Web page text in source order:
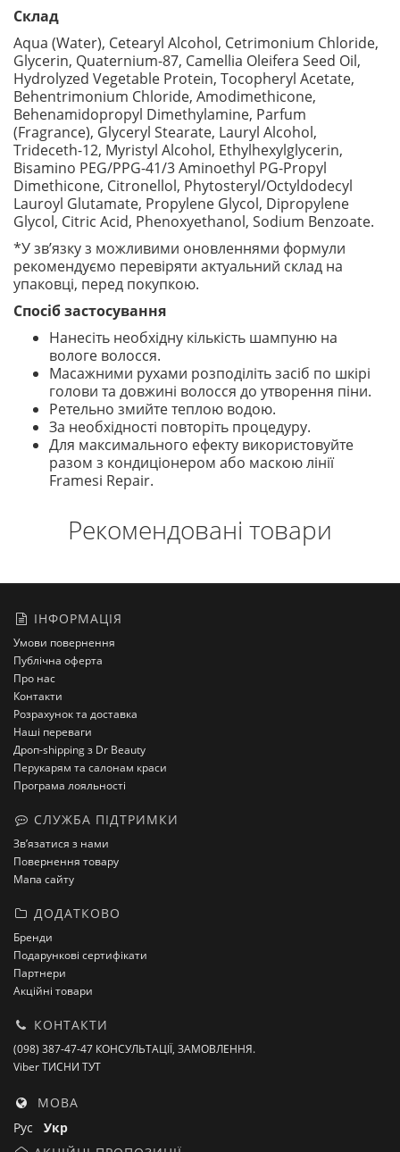
Склад
Aqua (Water), Cetearyl Alcohol, Cetrimonium Chloride,
Glycerin, Quaternium-87, Camellia Oleifera Seed Oil,
Hydrolyzed Vegetable Protein, Tocopheryl Acetate,
Behentrimonium Chloride, Amodimethicone,
Behenamidopropyl Dimethylamine, Parfum
(Fragrance), Glyceryl Stearate, Lauryl Alcohol,
Trideceth-12, Myristyl Alcohol, Ethylhexylglycerin,
Bisamino PEG/PPG-41/3 Aminoethyl PG-Propyl
Dimethicone, Citronellol, Phytosteryl/Octyldodecyl
Lauroyl Glutamate, Propylene Glycol, Dipropylene
Glycol, Citric Acid, Phenoxyethanol, Sodium Benzoate.
*У зв’язку з можливими оновленнями формули
рекомендуємо перевіряти актуальний склад на
упаковці, перед покупкою.
Спосіб застосування
Нанесіть необхідну кількість шампуню на
вологе волосся.
Масажними рухами розподіліть засіб по шкірі
голови та довжині волосся до утворення піни.
Ретельно змийте теплою водою.
За необхідності повторіть процедуру.
Для максимального ефекту використовуйте
разом з кондиціонером або маскою лінії
Framesi Repair.
Рекомендовані товари
ІНФОРМАЦІЯ
Умови повернення
Публічна оферта
Про нас
Контакти
Розрахунок та доставка
Наші переваги
Дроп-shipping з Dr Beauty
Перукарям та салонам краси
Програма лояльності
СЛУЖБА ПІДТРИМКИ
Зв’язатися з нами
Повернення товару
Мапа сайту
ДОДАТКОВО
Бренди
Подарункові сертифікати
Партнери
Акційні товари
КОНТАКТИ
(098) 387-47-47 КОНСУЛЬТАЦІЇ, ЗАМОВЛЕННЯ.
Viber ТИСНИ ТУТ
МОВА
Рус Укр